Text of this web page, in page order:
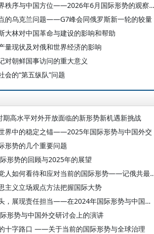
周力：变局中的世界秩序与中国方位——2026年6月国际形势的观察与思考
的乌克兰问题——G7峰会同俄罗斯新一轮的较量
大林对中国革命与建设的影响和帮助
量现状及对俄和世界经济的影响
对朝鲜国事访问的重大意义
会的“第五纵队”问题
期高水平对外开放面临的新形势新机遇新挑战
界中的稳定之锚——2025年国际形势与中国外交
形势的几个重要问题
形势的回顾与2025年的展望
周力：俄罗斯共产党人如何看待和应
主义立场观点方法把握国际大势
王毅：勇立时代潮头，展现责任担当——在2024年国际形势与中国外交研讨会上的演讲
形势与中国外交研讨会上的演讲
十字路口 ——关于当前的国际形势与全球治理